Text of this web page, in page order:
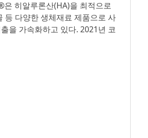
히알루론산(HA)을 최적으로
등 다양한 생체재료 제품으로 사
을 가속화하고 있다. 2021년 코